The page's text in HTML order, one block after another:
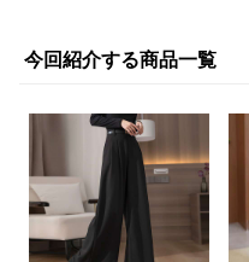
今回紹介する商品一覧